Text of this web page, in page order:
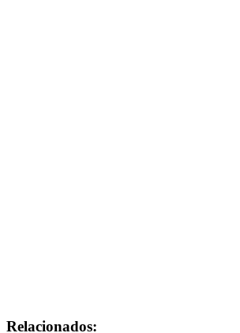
Relacionados: